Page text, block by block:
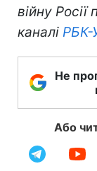
війну Росії
каналі РБК-
Не
Або